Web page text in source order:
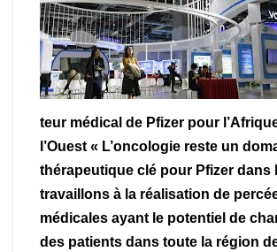
teur médical de Pfizer pour
l’Ouest « L’oncologie reste un
thérapeutique clé pour Pfizer dans
travaillons à la réalisation de
médicales ayant le potentiel de
des patients dans toute la région